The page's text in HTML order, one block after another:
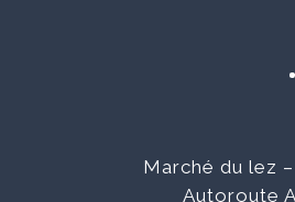
Marché du lez
Autoroute